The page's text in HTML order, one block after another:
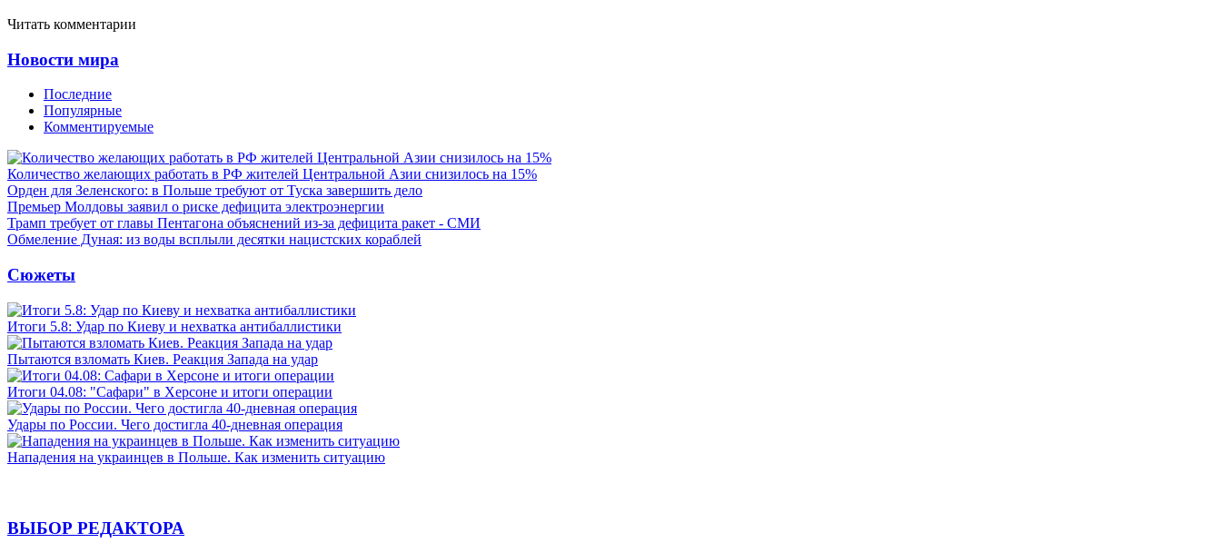
Читать комментарии
Новости мира
Последние
Популярные
Комментируемые
Количество желающих работать в РФ жителей Центральной Азии снизилось на 15%
Орден для Зеленского: в Польше требуют от Туска завершить дело
Премьер Молдовы заявил о риске дефицита электроэнергии
Трамп требует от главы Пентагона объяснений из-за дефицита ракет - СМИ
Обмеление Дуная: из воды всплыли десятки нацистских кораблей
Сюжеты
Итоги 5.8: Удар по Киеву и нехватка антибаллистики
Пытаются взломать Киев. Реакция Запада на удар
Итоги 04.08: "Сафари" в Херсоне и итоги операции
Удары по России. Чего достигла 40-дневная операция
Нападения на украинцев в Польше. Как изменить ситуацию
ВЫБОР РЕДАКТОРА